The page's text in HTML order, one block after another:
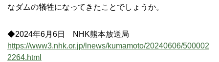
なダムの犠牲になってきたことでしょうか。
◆2024年6月6日 NHK熊本放送局
https://www3.nhk.or.jp/lnews/kumamoto/20240606/500002
2264.html